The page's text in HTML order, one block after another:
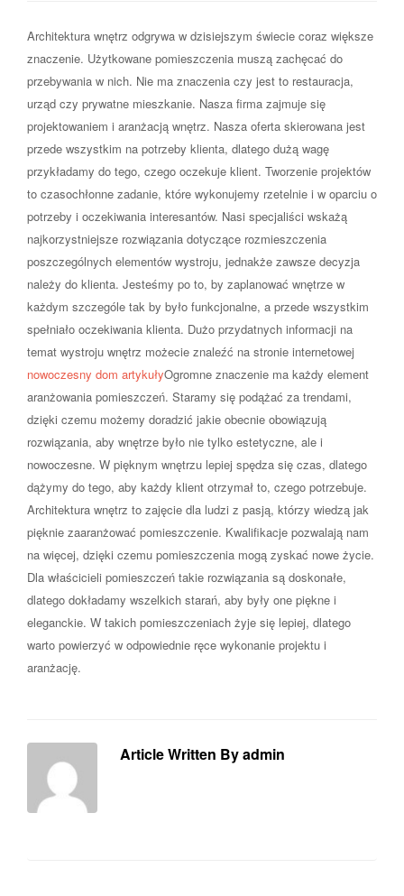
Architektura wnętrz odgrywa w dzisiejszym świecie coraz większe
znaczenie. Użytkowane pomieszczenia muszą zachęcać do
przebywania w nich. Nie ma znaczenia czy jest to restauracja,
urząd czy prywatne mieszkanie. Nasza firma zajmuje się
projektowaniem i aranżacją wnętrz. Nasza oferta skierowana jest
przede wszystkim na potrzeby klienta, dlatego dużą wagę
przykładamy do tego, czego oczekuje klient. Tworzenie projektów
to czasochłonne zadanie, które wykonujemy rzetelnie i w oparciu o
potrzeby i oczekiwania interesantów. Nasi specjaliści wskażą
najkorzystniejsze rozwiązania dotyczące rozmieszczenia
poszczególnych elementów wystroju, jednakże zawsze decyzja
należy do klienta. Jesteśmy po to, by zaplanować wnętrze w
każdym szczególe tak by było funkcjonalne, a przede wszystkim
spełniało oczekiwania klienta. Dużo przydatnych informacji na
temat wystroju wnętrz możecie znaleźć na stronie internetowej
nowoczesny dom artykułyOgromne znaczenie ma każdy element
aranżowania pomieszczeń. Staramy się podążać za trendami,
dzięki czemu możemy doradzić jakie obecnie obowiązują
rozwiązania, aby wnętrze było nie tylko estetyczne, ale i
nowoczesne. W pięknym wnętrzu lepiej spędza się czas, dlatego
dążymy do tego, aby każdy klient otrzymał to, czego potrzebuje.
Architektura wnętrz to zajęcie dla ludzi z pasją, którzy wiedzą jak
pięknie zaaranżować pomieszczenie. Kwalifikacje pozwalają nam
na więcej, dzięki czemu pomieszczenia mogą zyskać nowe życie.
Dla właścicieli pomieszczeń takie rozwiązania są doskonałe,
dlatego dokładamy wszelkich starań, aby były one piękne i
eleganckie. W takich pomieszczeniach żyje się lepiej, dlatego
warto powierzyć w odpowiednie ręce wykonanie projektu i
aranżację.
Article Written By admin